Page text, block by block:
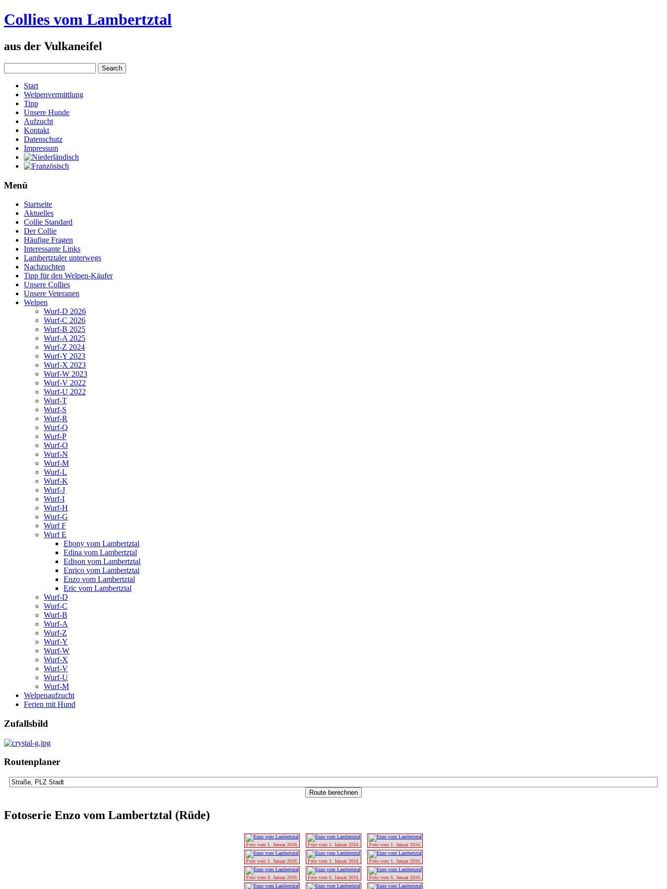
Collies vom Lambertztal
aus der Vulkaneifel
Start
Welpenvermittlung
Tipp
Unsere Hunde
Aufzucht
Kontakt
Datenschutz
Impressum
Menü
Startseite
Aktuelles
Collie Standard
Der Collie
Häufige Fragen
Interessante Links
Lambertztaler unterwegs
Nachzuchten
Tipp für den Welpen-Käufer
Unsere Collies
Unsere Veteranen
Welpen
Wurf-D 2026
Wurf-C 2026
Wurf-B 2025
Wurf-A 2025
Wurf-Z 2024
Wurf-Y 2023
Wurf-X 2023
Wurf-W 2023
Wurf-V 2022
Wurf-U 2022
Wurf-T
Wurf-S
Wurf-R
Wurf-Q
Wurf-P
Wurf-O
Wurf-N
Wurf-M
Wurf-L
Wurf-K
Wurf-J
Wurf-I
Wurf-H
Wurf-G
Wurf F
Wurf E
Ebony vom Lambertztal
Edina vom Lambertztal
Edison vom Lambertztal
Enrico vom Lambertztal
Enzo vom Lambertztal
Eric vom Lambertztal
Wurf-D
Wurf-C
Wurf-B
Wurf-A
Wurf-Z
Wurf-Y
Wurf-W
Wurf-X
Wurf-V
Wurf-U
Wurf-M
Welpenaufzucht
Ferien mit Hund
Zufallsbild
Routenplaner
Fotoserie Enzo vom Lambertztal (Rüde)
Foto vom 1. Januar 2016. Foto vom 1. Januar 2016. Foto vom 1. Januar 2016.
Foto vom 1. Januar 2016. Foto vom 1. Januar 2016. Foto vom 1. Januar 2016.
Foto vom 6. Januar 2016. Foto vom 6. Januar 2016. Foto vom 6. Januar 2016.